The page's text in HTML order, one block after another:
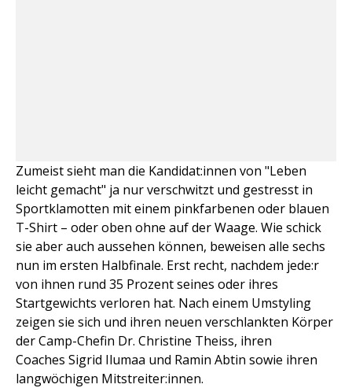
Zumeist sieht man die Kandidat:innen von "Leben
leicht gemacht" ja nur verschwitzt und gestresst in
Sportklamotten mit einem pinkfarbenen oder blauen
T-Shirt – oder oben ohne auf der Waage. Wie schick
sie aber auch aussehen können, beweisen alle sechs
nun im ersten Halbfinale. Erst recht, nachdem jede:r
von ihnen rund 35 Prozent seines oder ihres
Startgewichts verloren hat. Nach einem Umstyling
zeigen sie sich und ihren neuen verschlankten Körper
der Camp-Chefin Dr. Christine Theiss, ihren
Coaches Sigrid Ilumaa und Ramin Abtin sowie ihren
langwöchigen Mitstreiter:innen.